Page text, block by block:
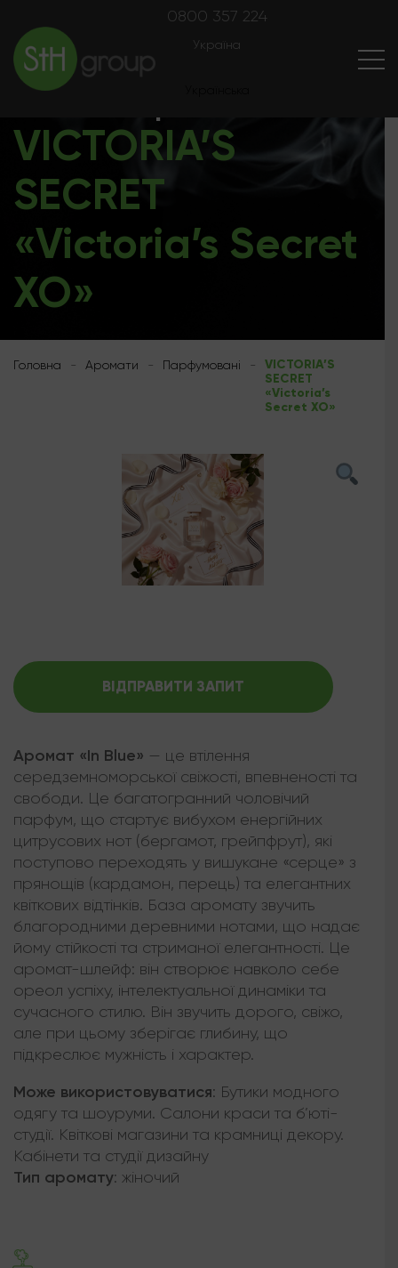
0800 357 224
Україна
VICTORIA’S
SECRET
«Victoria’s Secret
XO»
Головна - Аромати - Парфумовані -
VICTORIA’S
SECRET
«Victoria’s
Secret XO»
ВІДПРАВИТИ ЗАПИТ
Аромат «In Blue» — це втілення
середземноморської свіжості, впевненості та
свободи. Це багатогранний чоловічий
парфум, що стартує вибухом енергійних
цитрусових нот (бергамот, грейпфрут), які
поступово переходять у вишукане «серце» з
прянощів (кардамон, перець) та елегантних
квіткових відтінків. База аромату звучить
благородними деревними нотами, що надає
йому стійкості та стриманої елегантності. Це
аромат-шлейф: він створює навколо себе
ореол успіху, інтелектуальної динаміки та
сучасного стилю. Він звучить дорого, свіжо,
але при цьому зберігає глибину, що
підкреслює мужність і характер.
Може використовуватися: Бутики модного
одягу та шоуруми. Салони краси та б’юті-
студії. Квіткові магазини та крамниці декору.
Кабінети та студії дизайну
Тип аромату: жіночий